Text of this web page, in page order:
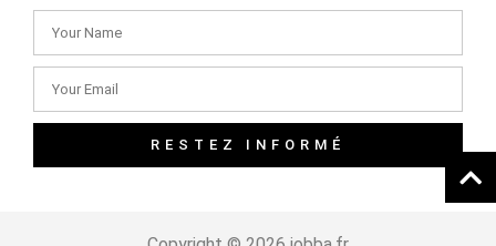
RESTEZ INFORMÉ